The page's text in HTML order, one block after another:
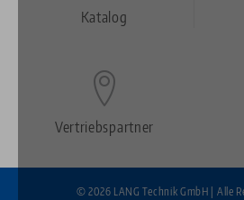
Katalog
Vertriebspartner
© 2026 LANG Technik GmbH | Alle